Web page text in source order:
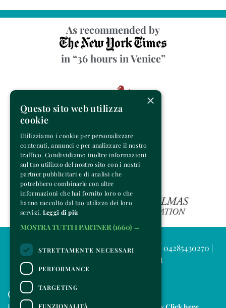
As recommended by
in “36 hours in Venice”
© 2025 Venice Music Project | P.IVA e C.F. 04285430270 |
info@venicemusicproject.it
CONTACTS
×
Questo sito web utilizza
cookie
Utilizziamo i cookie per personalizzare
contenuti, annunci e per analizzare il nostro
traffico. Condividiamo inoltre informazioni
sul tuo utilizzo del nostro sito con i nostri
partner pubblicitari e di analisi che
potrebbero combinarle con altre
informazioni che hai fornito loro o che
hanno raccolto dal tuo utilizzo dei loro
servizi. Leggi di più
MOSTRA TUTTI I PARTNER(1660) →
STRETTAMENTE NECESSARI
PERFORMANCE
TARGETING
FUNZIONALITÀ